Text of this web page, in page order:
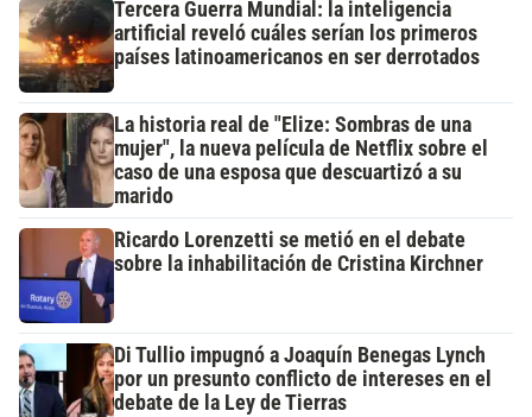
Tercera Guerra Mundial: la inteligencia
artificial reveló cuáles serían los primeros
países latinoamericanos en ser derrotados
La historia real de "Elize: Sombras de una
mujer", la nueva película de Netflix sobre el
caso de una esposa que descuartizó a su
marido
Ricardo Lorenzetti se metió en el debate
sobre la inhabilitación de Cristina Kirchner
Di Tullio impugnó a Joaquín Benegas Lynch
por un presunto conflicto de intereses en el
debate de la Ley de Tierras